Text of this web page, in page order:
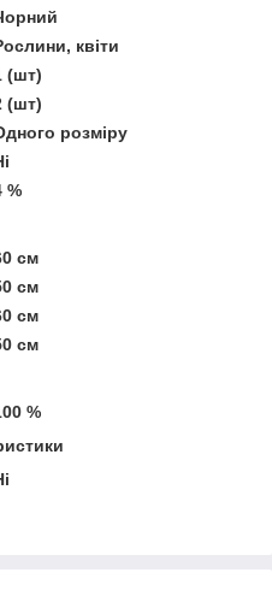
квіти
(шт)
(шт)
розміру
%
см
см
см
см
%